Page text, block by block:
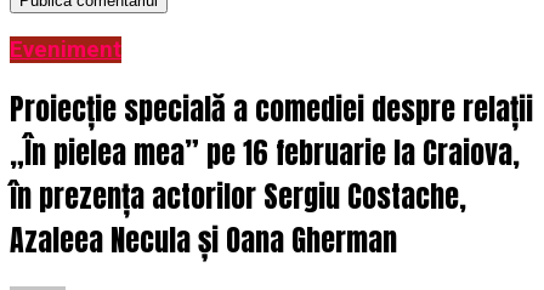
Eveniment
Proiecție specială a comediei despre relații
„În pielea mea” pe 16 februarie la Craiova,
în prezența actorilor Sergiu Costache,
Azaleea Necula și Oana Gherman